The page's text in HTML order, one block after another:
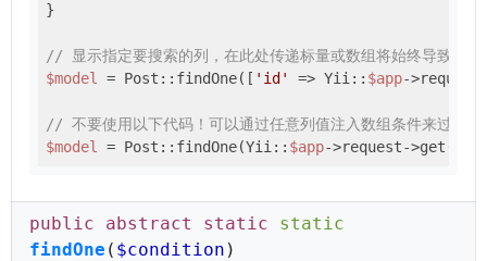
}
// 显示指定要搜索的列，在此处传递标量或数组将始终导致查询
$model
= Post::findOne([ 'id' => Yii:: $app-
// 不要使用以下代码！可以通过任意列值注入数组条件来过滤！
$model
= Post::findOne(Yii:: $app->request->get(
public abstract static
static
findOne ( $condition )